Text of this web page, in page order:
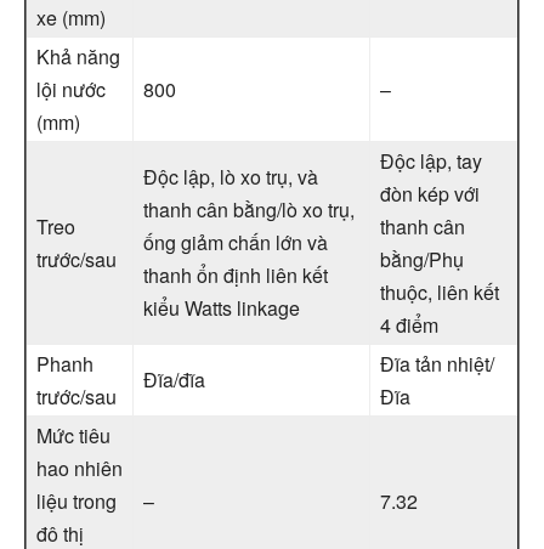
xe (mm)
Khả năng
lội nước
(mm)
800 –
Treo
trước/sau
Độc lập, lò xo trụ, và
thanh cân bằng/lò xo trụ,
ống giảm chấn lớn và
thanh ổn định liên kết
kiểu Watts linkage
Độc lập, tay
đòn kép với
thanh cân
bằng/Phụ
thuộc, liên kết
4 điểm
Phanh
trước/sau
Đĩa/đĩa
Đĩa tản nhiệt/
Đĩa
Mức tiêu
hao nhiên
liệu trong
đô thị
– 7.32